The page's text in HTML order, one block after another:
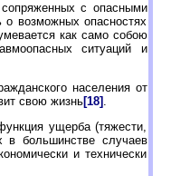
с опасными
о возможных опасностях
как само собою
ситуаций и
населения от
свою жизнь[18] .
ущерба (тяжести,
в большинстве случаев
и технически